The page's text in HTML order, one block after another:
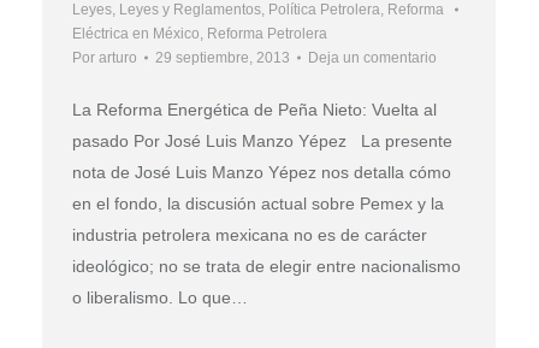
Leyes, Leyes y Reglamentos, Política Petrolera, Reforma
Eléctrica en México, Reforma Petrolera
Por arturo 29 septiembre, 2013 Deja un comentario
La Reforma Energética de Peña Nieto: Vuelta al
pasado Por José Luis Manzo Yépez La presente
nota de José Luis Manzo Yépez nos detalla cómo
en el fondo, la discusión actual sobre Pemex y la
industria petrolera mexicana no es de carácter
ideológico; no se trata de elegir entre nacionalismo
o liberalismo. Lo que…